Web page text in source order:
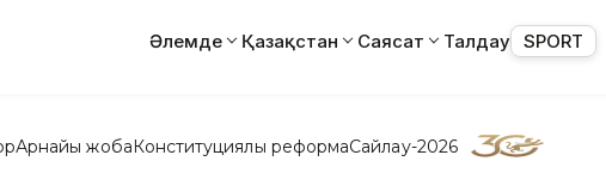
Әлемде Қазақстан Саясат Талдау SPORT
Арнайы жобаКонституциялық реформаСайлау-2026